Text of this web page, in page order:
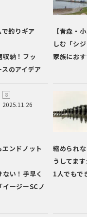
釣りギア
収納！フッ
のアイデア
【青森・
しむ「シ
家族にお
2025.11.26
ンドノット
い！手早く
ージーSCノ
縮められ
うしてます
1人でもで